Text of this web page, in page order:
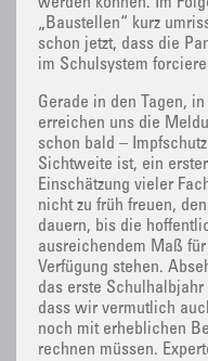
werden können. Im
„Baustellen“ kurz
schon jetzt, dass die
im Schulsystem
Gerade in den Tagen,
erreichen uns die
schon bald –
Sichtweite ist, ein
Einschätzung vieler
nicht zu früh freuen,
dauern, bis die
ausreichendem Maß
Verfügung stehen.
das erste Schulhalbjahr
dass wir vermutlich
noch mit erheblichen
rechnen müssen.